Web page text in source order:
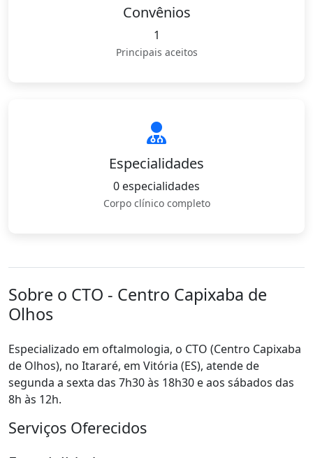
Convênios
1
Principais aceitos
Especialidades
0 especialidades
Corpo clínico completo
Sobre o CTO - Centro Capixaba de
Olhos
Especializado em oftalmologia, o CTO (Centro Capixaba
de Olhos), no Itararé, em Vitória (ES), atende de
segunda a sexta das 7h30 às 18h30 e aos sábados das
8h às 12h.
Serviços Oferecidos